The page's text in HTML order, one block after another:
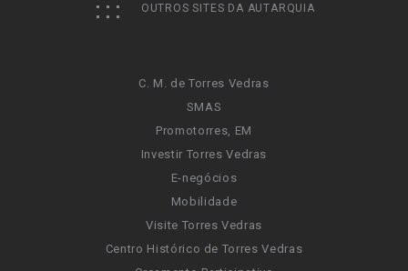
OUTROS SITES DA AUTARQUIA
C. M. de Torres Vedras
SMAS
Promotorres, EM
Investir Torres Vedras
E-negócios
Mobilidade
Visite Torres Vedras
Centro Histórico de Torres Vedras